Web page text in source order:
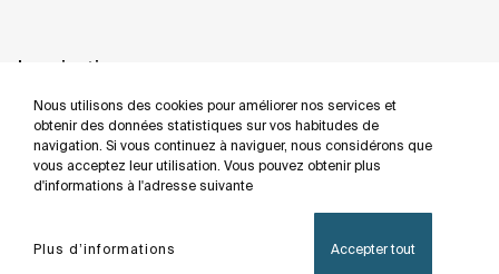
Nous utilisons des cookies pour améliorer nos services et
obtenir des données statistiques sur vos habitudes de
navigation. Si vous continuez à naviguer, nous considérons que
vous acceptez leur utilisation. Vous pouvez obtenir plus
d'informations à l'adresse suivante
Plus d’informations Accepter tout
Inspiration
Suivez-nous
Politique De Confidentialité
Mentions Légales